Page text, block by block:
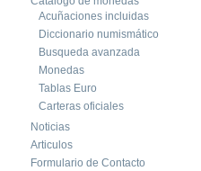
Acuñaciones incluidas
Diccionario numismático
Busqueda avanzada
Monedas
Tablas Euro
Carteras oficiales
Noticias
Articulos
Formulario de Contacto